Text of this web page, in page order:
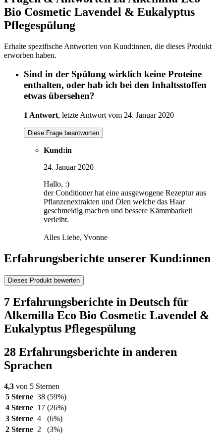
Bio Cosmetic Lavendel & Eukalyptus
Pflegespülung
Erhalte spezifische Antworten von Kund:innen, die dieses Produkt
erworben haben.
Sind in der Spülung wirklich keine Proteine
enthalten, oder hab ich bei den Inhaltsstoffen
etwas übersehen?
1 Antwort, letzte Antwort vom 24. Januar 2020
Diese Frage beantworten
Kund:in
24. Januar 2020
Hallo, :)
der Conditioner hat eine ausgewogene Rezeptur aus
Pflanzenextrakten und Ölen welche das Haar
geschmeidig machen und bessere Kämmbarkeit
verleiht.
Alles Liebe, Yvonne
Erfahrungsberichte unserer Kund:innen
Dieses Produkt bewerten
7 Erfahrungsberichte in Deutsch für
Alkemilla Eco Bio Cosmetic Lavendel &
Eukalyptus Pflegespülung
28 Erfahrungsberichte in anderen
Sprachen
4,3 von 5 Sternen
5 Sterne 38 (59%)
4 Sterne 17 (26%)
3 Sterne 4
(6%)
2 Sterne 2
(3%)